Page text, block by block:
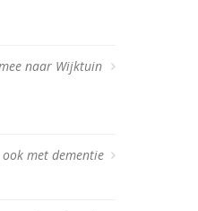
naar Wijktuin
met dementie